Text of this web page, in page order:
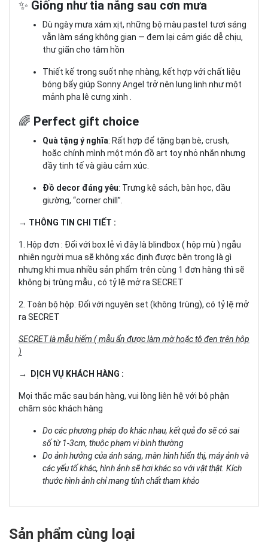
✨ Giống như tia nắng sau cơn mưa
Dù ngày mưa xám xịt, những bộ màu pastel tươi sáng
vẫn làm sáng không gian — đem lại cảm giác dễ chịu,
thư giãn cho tâm hồn
Thiết kế trong suốt nhẹ nhàng, kết hợp với chất liệu
bóng bẩy giúp Sonny Angel trở nên lung linh như một
mảnh pha lê cưng xinh .
🌈 Perfect gift choice
Quà tặng ý nghĩa: Rất hợp để tặng bạn bè, crush,
hoặc chính mình một món đồ art toy nhỏ nhắn nhưng
đầy tinh tế và giàu cảm xúc.
Đồ decor đáng yêu: Trưng kệ sách, bàn học, đầu
giường, “corner chill”.
→ THÔNG TIN CHI TIẾT :
1. Hộp đơn : Đối với box lẻ vì đây là blindbox ( hộp mù ) ngẫu
nhiên người mua sẽ không xác định được bên trong là gì
nhưng khi mua nhiều sản phẩm trên cùng 1 đơn hàng thì sẽ
không bị trùng mẫu , có tỷ lệ mở ra SECRET
2. Toàn bộ hộp: Đối với nguyên set (không trùng), có tỷ lệ mở
ra SECRET
SECRET là mẫu hiếm ( mẫu ẩn được làm mờ hoặc tô đen trên hộp
)
→ DỊCH VỤ KHÁCH HÀNG :
Mọi thắc mắc sau bán hàng, vui lòng liên hệ với bộ phận
chăm sóc khách hàng
Do các phương pháp đo khác nhau, kết quả đo sẽ có sai
số từ 1-3cm, thuộc phạm vi bình thường
Do ảnh hưởng của ánh sáng, màn hình hiển thị, máy ảnh và
các yếu tố khác, hình ảnh sẽ hơi khác so với vật thật. Kích
thước hình ảnh chỉ mang tính chất tham khảo
Sản phẩm cùng loại